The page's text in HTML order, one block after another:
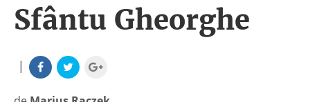
Sfântu Gheorghe
|